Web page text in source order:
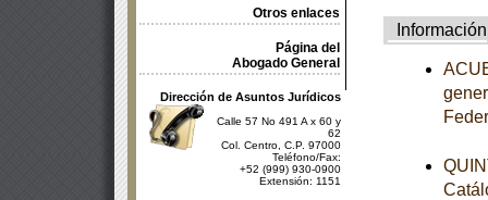
Otros enlaces
Página del
Abogado General
Dirección de Asuntos Jurídicos
Calle 57 No 491 A x 60 y
62
Col. Centro, C.P. 97000
Teléfono/Fax:
+52 (999) 930-0900
Extensión: 1151
Información